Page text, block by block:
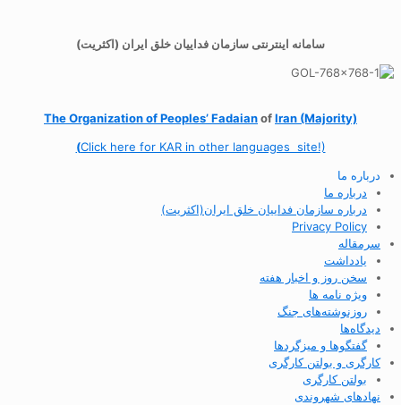
سامانه اینترنتی سازمان فداییان خلق ایران (اکثریت)
The Organization ofPeoples’ FadaianofIran (Majority)
(Click here for KAR in other languages site!)
درباره ما
درباره ما
درباره سازمان فداییان خلق ایران(اکثریت)
Privacy Policy
سرمقاله
یادداشت
سخن روز و اخبار هفته
ویژه نامه ها
روزنوشته‌های جنگ
دیدگاه‌ها
گفتگوها و میزگردها
کارگری و بولتن کارگری
بولتن کارگری
نهادهای شهروندی